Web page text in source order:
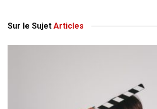
Sur le Sujet Articles